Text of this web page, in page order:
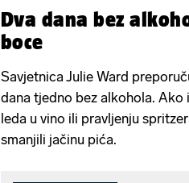
Dva dana bez
boce
Savjetnica Julie Ward
dana tjedno bez alkohola.
leda u vino ili pravljenju
smanjili jačinu pića.